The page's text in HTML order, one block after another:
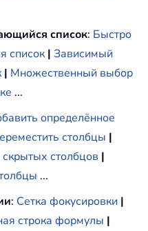
список: Быстро
список | Зависимый
| Множественный выбор
...
определённое
столбцы |
столбцов |
...
: Сетка фокусировки |
строка формулы |